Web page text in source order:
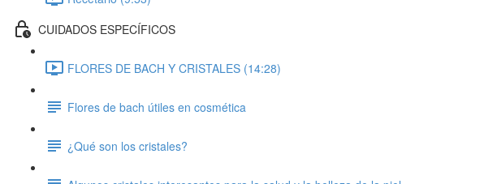
CUIDADOS ESPECÍFICOS
FLORES DE BACH Y CRISTALES (14:28)
Flores de bach útiles en cosmética
¿Qué son los cristales?